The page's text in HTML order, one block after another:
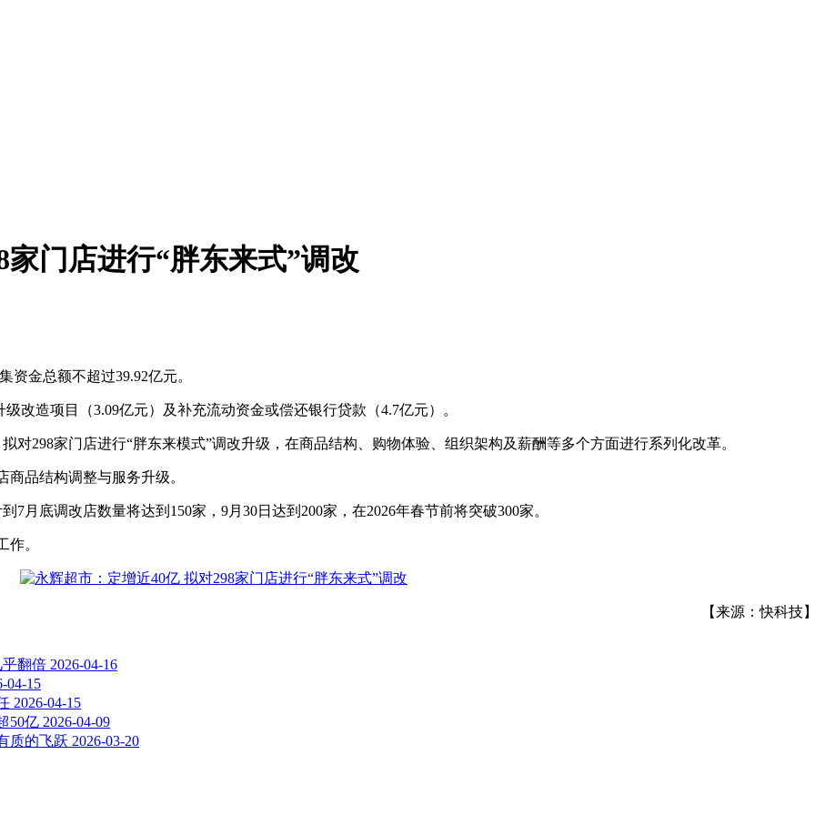
门店进行“胖东来式”调改
金总额不超过39.92亿元。
改造项目（3.09亿元）及补充流动资金或偿还银行贷款（4.7亿元）。
对298家门店进行“胖东来模式”调改升级，在商品结构、购物体验、组织架构及薪酬等多个方面进行系列化改革。
品结构调整与服务升级。
月底调改店数量将达到150家，9月30日达到200家，在2026年春节前将突破300家。
作。
【来源：快科技】
翻倍 2026-04-16
04-15
2026-04-15
50亿 2026-04-09
质的飞跃 2026-03-20